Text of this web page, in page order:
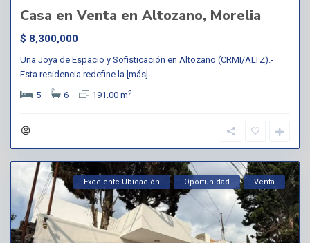
Casa en Venta en Altozano, Morelia
$ 8,300,000
Una Joya de Espacio y Sofisticación en Altozano (CRMI/ALTZ).-
Esta residencia redefine la [más]
5
6 191.00 m2
Excelente Ubicación Oportunidad Venta